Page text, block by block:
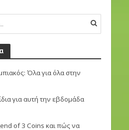
Όλα για όλα στην
για αυτή την εβδομάδα
of 3 Coins και πώς να